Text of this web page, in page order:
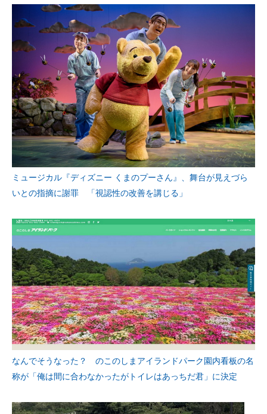
スマホと通信の最新トレンド
進化するPCとデバイスの未来
好きが集まる 比べて選べる
ビジネスと働き方のヒント
AI活用のいまが分かる
企業ITのトレンドを詳説
経営リーダーのコミュニティ
マーケ×ITの今がよく分かる
ITエンジニア向け専門サイト
IT製品の技術・比較・事例
製造業のIT導入・活用を支援
モノづくり技術者専門サイト
エレクトロニクス専門サイト
電子設計の基本と応用
ミュージカル『ディズニー くまのプーさん』、舞台が見えづら
いとの指摘に謝罪 「視認性の改善を講じる」
なんでそうなった？ のこのしまアイランドパーク園内看板の名
称が「俺は間に合わなかったがトイレはあっちだ君」に決定